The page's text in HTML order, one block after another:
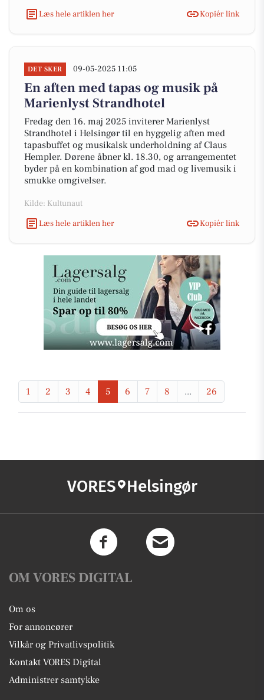
Læs hele artiklen her
Kopiér link
DET SKER 09-05-2025 11:05
En aften med tapas og musik på
Marienlyst Strandhotel
Fredag den 16. maj 2025 inviterer Marienlyst
Strandhotel i Helsingør til en hyggelig aften med
tapasbuffet og musikalsk underholdning af Claus
Hempler. Dørene åbner kl. 18.30, og arrangementet
byder på en kombination af god mad og livemusik i
smukke omgivelser.
Kilde: Kultunaut
Læs hele artiklen her
Kopiér link
1 2 3 4 5 6 7 8 ... 26
VORES Helsingør
OM VORES DIGITAL
Om os
For annoncører
Vilkår og Privatlivspolitik
Kontakt VORES Digital
Administrer samtykke